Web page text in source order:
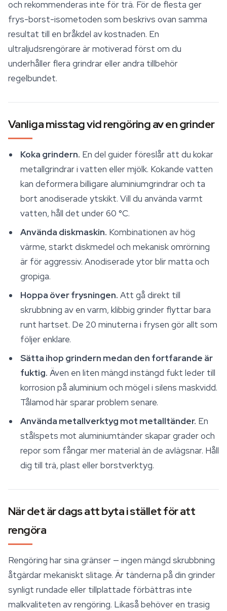
och rekommenderas inte för trä. För de flesta ger
frys-borst-isometoden som beskrivs ovan samma
resultat till en bråkdel av kostnaden. En
ultraljudsrengörare är motiverad först om du
underhåller flera grindrar eller andra tillbehör
regelbundet.
Vanliga misstag vid rengöring av en grinder
Koka grindern. En del guider föreslår att du kokar
metallgrindrar i vatten eller mjölk. Kokande vatten
kan deformera billigare aluminiumgrindrar och ta
bort anodiserade ytskikt. Vill du använda varmt
vatten, håll det under 60 °C.
Använda diskmaskin. Kombinationen av hög
värme, starkt diskmedel och mekanisk omrörning
är för aggressiv. Anodiserade ytor blir matta och
gropiga.
Hoppa över frysningen. Att gå direkt till
skrubbning av en varm, klibbig grinder flyttar bara
runt hartset. De 20 minuterna i frysen gör allt som
följer enklare.
Sätta ihop grindern medan den fortfarande är
fuktig. Även en liten mängd instängd fukt leder till
korrosion på aluminium och mögel i silens maskvidd.
Tålamod här sparar problem senare.
Använda metallverktyg mot metalltänder. En
stålspets mot aluminiumtänder skapar grader och
repor som fångar mer material än de avlägsnar. Håll
dig till trä, plast eller borstverktyg.
När det är dags att byta i stället för att
rengöra
Rengöring har sina gränser — ingen mängd skrubbning
åtgärdar mekaniskt slitage. Är tänderna på din grinder
synligt rundade eller tillplattade förbättras inte
malkvaliteten av rengöring. Likaså behöver en trasig